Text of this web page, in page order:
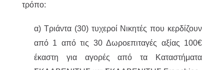
τρόπο:
α) Τριάντα (30) τυχεροί Νικητές που κερδίζουν
από 1 από τις 30 Δωροεπιταγές αξίας 100€
έκαστη για αγορές από τα Καταστήματα